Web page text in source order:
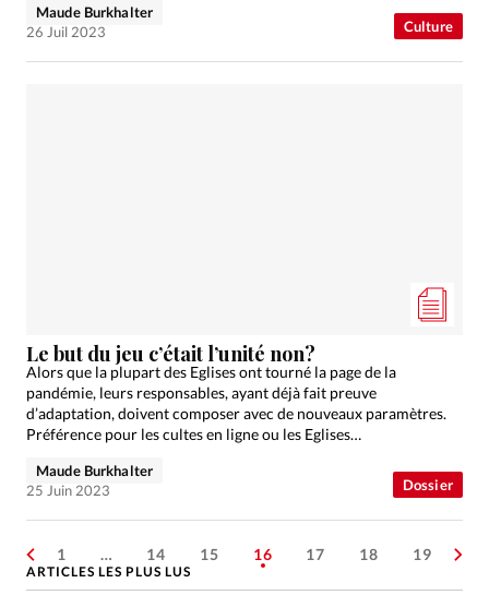
Culture
Maude Burkhalter
26 Juil 2023
Dossier
Le but du jeu c’était l’unité non?
Alors que la plupart des Eglises ont tourné la page de la
pandémie, leurs responsables, ayant déjà fait preuve
d’adaptation, doivent composer avec de nouveaux paramètres.
Préférence pour les cultes en ligne ou les Eglises…
Maude Burkhalter
25 Juin 2023
1 … 14 15 16 17 18 19
ARTICLES LES PLUS LUS